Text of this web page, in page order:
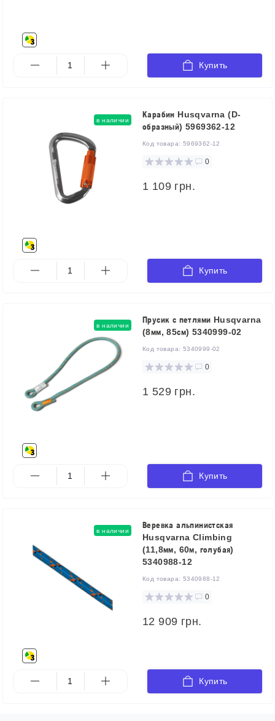
Купить
в наличии
Карабин Husqvarna (D-
образный) 5969362-12
Код товара: 5969362-12
0
1 109 грн.
Купить
в наличии
Прусик с петлями Husqvarna
(8мм, 85см) 5340999-02
Код товара: 5340999-02
0
1 529 грн.
Купить
в наличии
Веревка альпинистская
Husqvarna Climbing
(11,8мм, 60м, голубая)
5340988-12
Код товара: 5340988-12
0
12 909 грн.
Купить